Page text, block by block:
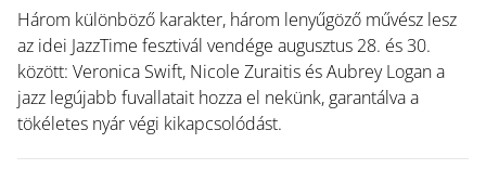
Három különböző karakter, három lenyűgöző művész lesz
az idei JazzTime fesztivál vendége augusztus 28. és 30.
között: Veronica Swift, Nicole Zuraitis és Aubrey Logan a
jazz legújabb fuvallatait hozza el nekünk, garantálva a
tökéletes nyár végi kikapcsolódást.